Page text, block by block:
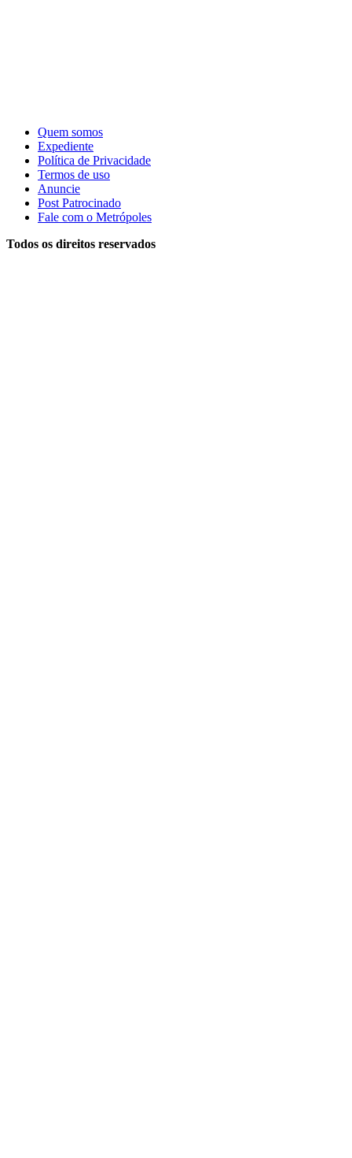
Quem somos
Expediente
Política de Privacidade
Termos de uso
Anuncie
Post Patrocinado
Fale com o Metrópoles
Todos os direitos reservados